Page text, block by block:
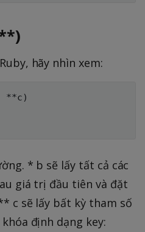
hãy nhìn xem:
**c)
* b sẽ lấy tất cả các
giá trị đầu tiên và đặt
c sẽ lấy bất kỳ tham số
định dạng key: